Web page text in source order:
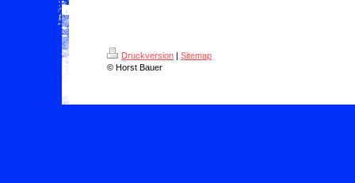
Druckversion | Sitemap
© Horst Bauer